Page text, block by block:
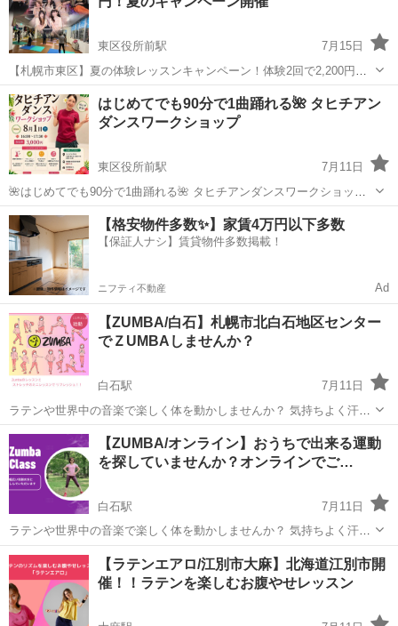
ンセプトの元、前向きに...
東区役所前駅
7月15日
【札幌市東区】夏の体験レッスンキャンペーン！体験2回で2,200円｜
ベリーダンス初心者歓迎 ベリーダンススタジオ ジャスミンでは、
2026年7月20日〜8月30日まで、夏の体験レッスンキャンペーンを開催
します。 初めての...
北海道 札幌市 東区役所前駅 ベリーダンス ジャスミン
はじめてでも90分で1曲踊れる🌺 タヒチアン
ダンスワークショップ
東区役所前駅
7月11日
🌺はじめてでも90分で1曲踊れる🌺 タヒチアンダンスワークショップ
を開催します✨ 「未経験だけど挑戦してみたい」 「楽しく体を動かし
てリフレッシュしたい」 「新しい趣味を見つけたい」 そんな方にもぴ
ったりのワー...
北海道 札幌市 東区役所前駅 タヒチアンダンス
【格安物件多数✨】家賃4万円以下多数
【保証人ナシ】賃貸物件多数掲載！
ニフティ不動産 Ad
【ZUMBA/白石】札幌市北白石地区センター
でＺUMBAしませんか？
白石駅
7月11日
ラテンや世界中の音楽で楽しく体を動かしませんか？ 気持ちよく汗が
かけて代謝アップやスタイルアップにもとてもいいフィットネスで
す。 「ダンスをやったことのないけどやってみたい」という方もぜひ
お待ちしております♪ 初め...
北海道 札幌市 ZUMBA
【ZUMBA/オンライン】おうちで出来る運動
を探していませんか？オンラインでご…
白石駅
7月11日
ラテンや世界中の音楽で楽しく体を動かしませんか？ 気持ちよく汗が
かけて代謝アップやスタイルアップにもとてもいいフィットネスで
す。 「ダンスをやったことのないけどやってみたい」という方もぜひ
お待ちしております♪ 初め...
北海道 札幌市 ズンバ ZUMBA
【ラテンエアロ/江別市大麻】北海道江別市開
催！！ラテンを楽しむお腹やせレッスン